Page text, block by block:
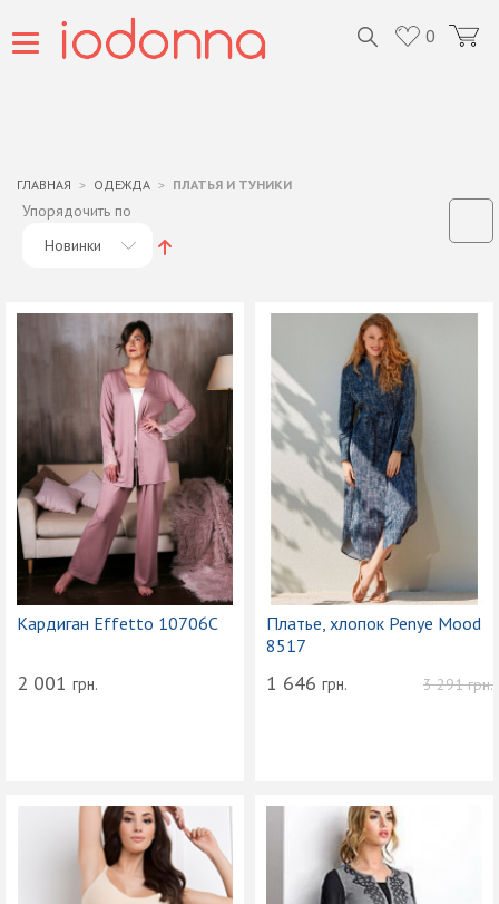
0
ГЛАВНАЯ ОДЕЖДА ПЛАТЬЯ И ТУНИКИ
Упорядочить по
Новинки
Кардиган Effetto 10706С
2 001 грн.
Платье, хлопок Penye Mood
8517
3 291грн.
1 646 грн.